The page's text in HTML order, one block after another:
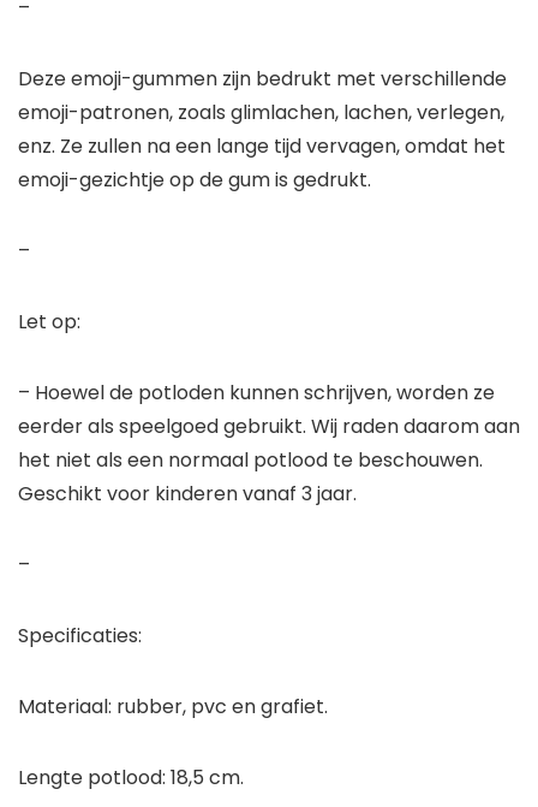
–
Deze emoji-gummen zijn bedrukt met verschillende
emoji-patronen, zoals glimlachen, lachen, verlegen,
enz. Ze zullen na een lange tijd vervagen, omdat het
emoji-gezichtje op de gum is gedrukt.
–
Let op:
– Hoewel de potloden kunnen schrijven, worden ze
eerder als speelgoed gebruikt. Wij raden daarom aan
het niet als een normaal potlood te beschouwen.
Geschikt voor kinderen vanaf 3 jaar.
–
Specificaties:
Materiaal: rubber, pvc en grafiet.
Lengte potlood: 18,5 cm.